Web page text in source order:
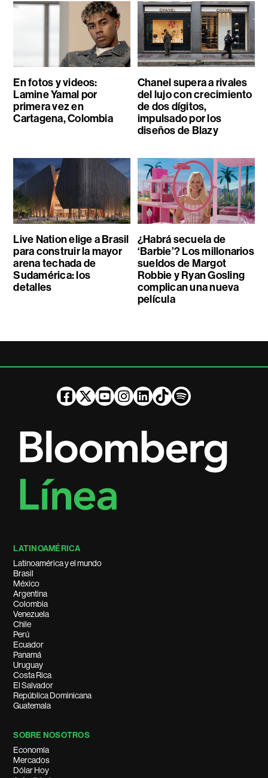
En fotos y videos:
Lamine Yamal por
primera vez en
Cartagena, Colombia
Chanel supera a rivales
del lujo con crecimiento
de dos dígitos,
impulsado por los
diseños de Blazy
Live Nation elige a Brasil
para construir la mayor
arena techada de
Sudamérica: los
detalles
¿Habrá secuela de
‘Barbie’? Los millonarios
sueldos de Margot
Robbie y Ryan Gosling
complican una nueva
película
LATINOAMÉRICA
Latinoamérica y el mundo
Brasil
México
Argentina
Colombia
Venezuela
Chile
Perú
Ecuador
Panamá
Uruguay
Costa Rica
El Salvador
República Dominicana
Guatemala
SOBRE NOSOTROS
Economía
Mercados
Dólar Hoy